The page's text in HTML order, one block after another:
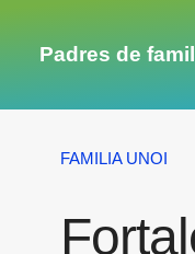
Padres de
FAMILIA UNOI